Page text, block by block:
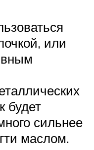
или
будет
сильнее
маслом.